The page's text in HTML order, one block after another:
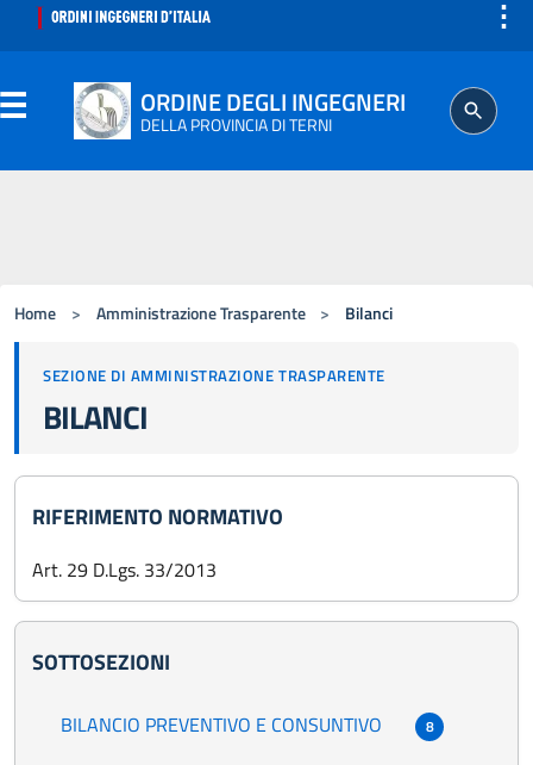
⋮
ORDINE DEGLI INGEGNERI
DELLA PROVINCIA DI TERNI
PROFESSIONE
AGGIORNAMENTO PROFESSIONALE
Home > Amministrazione Trasparente > Bilanci
SEZIONE DI AMMINISTRAZIONE TRASPARENTE
BILANCI
RIFERIMENTO NORMATIVO
Art. 29 D.Lgs. 33/2013
SOTTOSEZIONI
BILANCIO PREVENTIVO E CONSUNTIVO 8